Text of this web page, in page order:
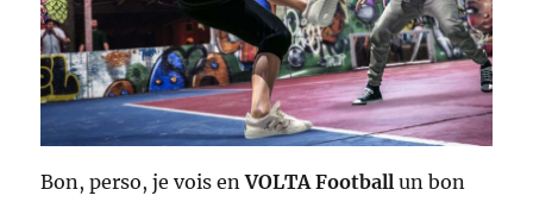
Bon, perso, je vois enVOLTA Football un bon